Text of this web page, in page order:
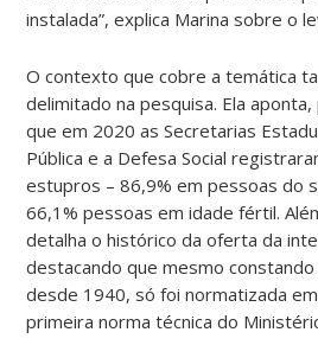
instalada”, explica Marina sobre o
O contexto que cobre a temática
delimitado na pesquisa. Ela
que em 2020 as Secretarias
Pública e a Defesa Social
estupros – 86,9% em pessoas do
66,1% pessoas em idade fértil.
detalha o histórico da oferta da
destacando que mesmo constando
desde 1940, só foi normatizada
primeira norma técnica do